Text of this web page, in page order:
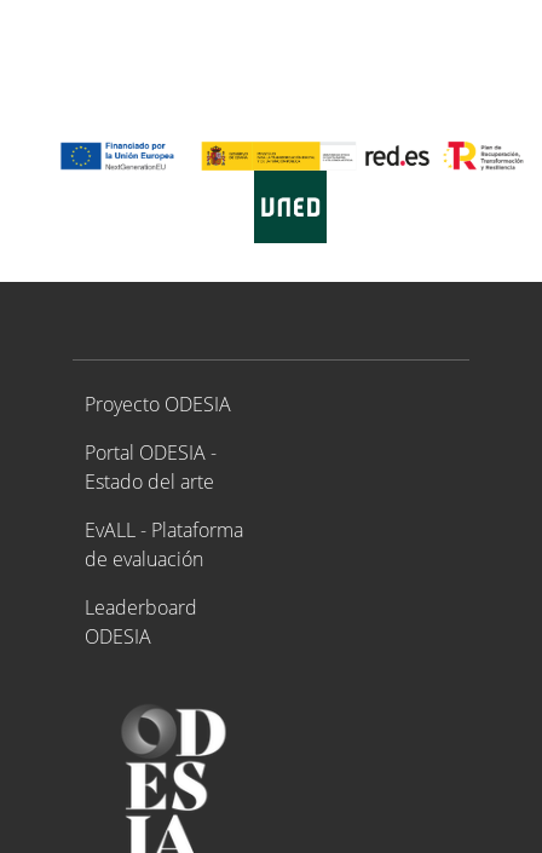
Proyecto ODESIA
Proyecto ODESIA
Portal ODESIA -
Estado del arte
EvALL - Plataforma
de evaluación
Leaderboard
ODESIA